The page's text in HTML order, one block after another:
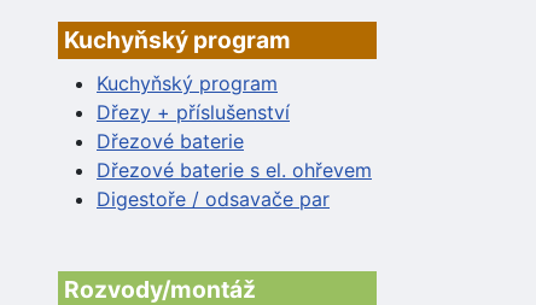
Kuchyňský program
Kuchyňský program
Dřezy + příslušenství
Dřezové baterie
Dřezové baterie s el. ohřevem
Digestoře / odsavače par
Rozvody/montáž